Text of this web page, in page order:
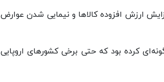
ارزش افزوده کالاها و نیمایی شدن عوارض
کرده بود که حتی برخی کشورهای اروپایی